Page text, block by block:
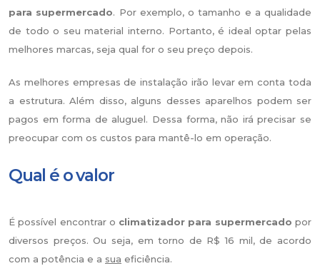
para supermercado. Por exemplo, o tamanho e a qualidade
de todo o seu material interno. Portanto, é ideal optar pelas
melhores marcas, seja qual for o seu preço depois.
As melhores empresas de instalação irão levar em conta toda
a estrutura. Além disso, alguns desses aparelhos podem ser
pagos em forma de aluguel. Dessa forma, não irá precisar se
preocupar com os custos para mantê-lo em operação.
Qual é o valor
É possível encontrar o climatizador para supermercado por
diversos preços. Ou seja, em torno de R$ 16 mil, de acordo
com a potência e a sua eficiência.